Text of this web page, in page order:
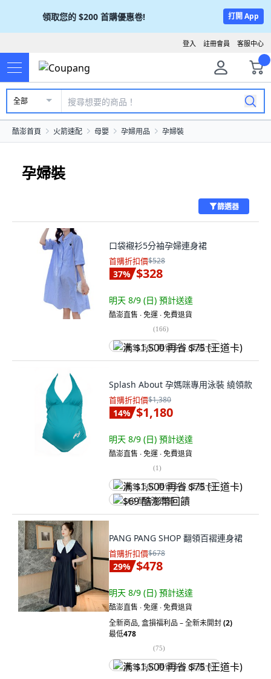
領取您的 $200 首購優惠卷! 打開 App
客服中心
註冊會員
登入
全部
酷澎首頁 火箭速配 母嬰 孕婦用品 孕婦裝
孕婦裝
篩選器
口袋襯衫5分袖孕婦連身裙
首購折扣價$528
37% $328
明天 8/9 (日) 預計送達
酷澎直售 ∙ 免運 ∙ 免費退貨
(166)
满 $1,500 再省 $75 (王道卡)
Splash About 孕媽咪專用泳裝 繞領款
首購折扣價$1,380
14% $1,180
明天 8/9 (日) 預計送達
酷澎直售 ∙ 免運 ∙ 免費退貨
(1)
满 $1,500 再省 $75 (王道卡)
$69 酷澎幣回饋
PANG PANG SHOP 翻領百褶連身裙
首購折扣價$678
29% $478
明天 8/9 (日) 預計送達
酷澎直售 ∙ 免運 ∙ 免費退貨
全新商品,盒損福利品 – 全新未開封(2)
最低478
(75)
满 $1,500 再省 $75 (王道卡)